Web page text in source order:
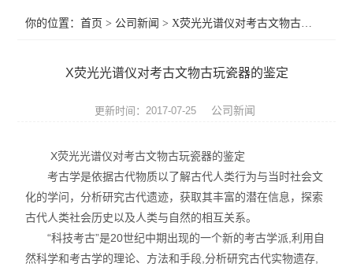
ROHS分析仪
卤素检测仪
环保检测仪
你的位置：首页 > 公司新闻 > X荧光光谱仪对考古文物古玩瓷器的鉴定
X荧光光谱仪对考古文物古玩瓷器的鉴定
更新时间：2017-07-25 公司新闻
X荧光光谱仪对考古文物古玩瓷器的鉴定
考古学是依据古代物质以了解古代人类行为与当时社会文
化的学问，分析研究古代遗迹，获取其丰富的潜在信息，探索
古代人类社会历史以及人类与自然的相互关系。
“科技考古”是20世纪中期出现的一个新的考古学派,利用自
然科学和考古学的理论、方法和手段,分析研究古代实物遗存,